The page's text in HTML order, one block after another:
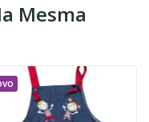
Mesma